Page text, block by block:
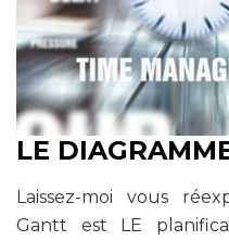
LE
Laissez-moi vous
Gantt est LE